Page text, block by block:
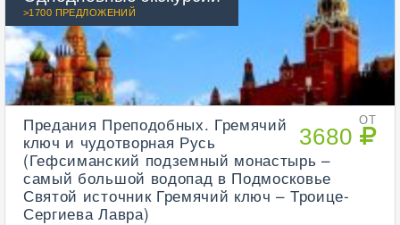
>1700 ПРЕДЛОЖЕНИЙ
ОТ
3680
Предания Преподобных. Гремячий
ключ и чудотворная Русь
(Гефсиманский подземный монастырь –
самый большой водопад в Подмосковье
Святой источник Гремячий ключ – Троице-
Сергиева Лавра)